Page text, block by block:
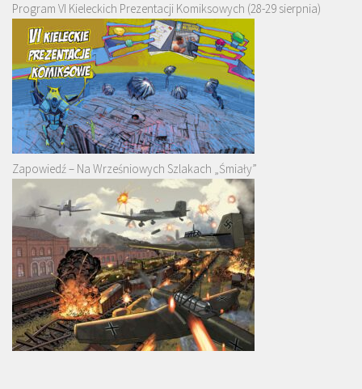
Program VI Kieleckich Prezentacji Komiksowych (28-29 sierpnia)
Zapowiedź – Na Wrześniowych Szlakach „Śmiały”